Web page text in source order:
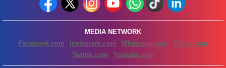
MEDIA NETWORK
Facebook.com
Instagram.com Whatsapp.com
Tiktok.com
Twitter.com
Youtube.com